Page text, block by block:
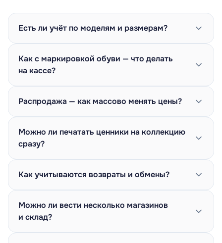
Есть ли учёт по моделям и размерам?
Как с маркировкой обуви — что делать
на кассе?
Распродажа — как массово менять цены?
Можно ли печатать ценники на коллекцию
сразу?
Как учитываются возвраты и обмены?
Можно ли вести несколько магазинов
и склад?